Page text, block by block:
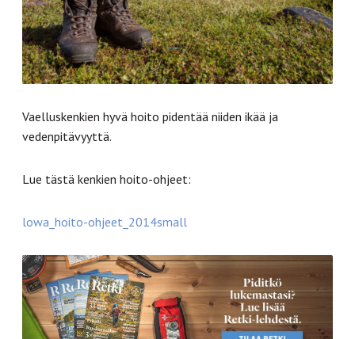
Vaelluskenkien hyvä hoito pidentää niiden ikää ja
vedenpitävyyttä.
Lue tästä kenkien hoito-ohjeet:
lowa_hoito-ohjeet_2014small